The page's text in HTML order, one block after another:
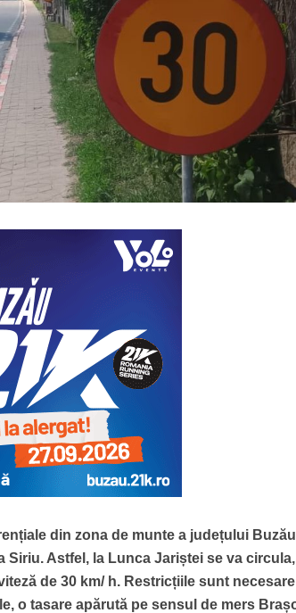
din zona de munte a județului
Siriu. Astfel, la Lunca Jariștei se va
de 30 km/ h. Restricțiile sunt
o tasare apărută pe sensul de mers